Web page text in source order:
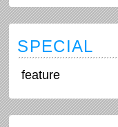
SPECIAL
feature